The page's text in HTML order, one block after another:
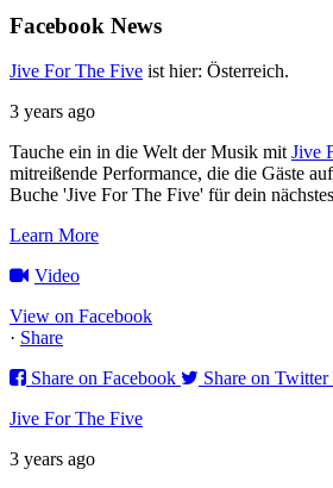
Facebook News
Jive For The Five ist hier: Österreich.
3 years ago
Tauche ein in die Welt der Musik mit Jive
mitreißende Performance, die die Gäste
Buche 'Jive For The Five' für dein
Learn More
Video
View on Facebook
· Share
Share on Facebook
Share on Twitter
Jive For The Five
3 years ago